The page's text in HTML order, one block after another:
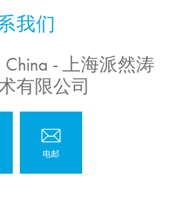
China - 上海派然涛
有限公司